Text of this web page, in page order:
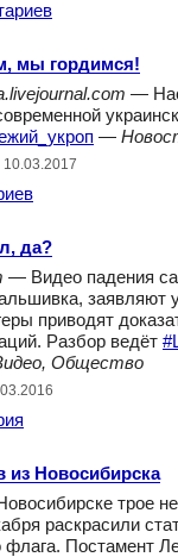
мы гордимся!
—
—
10.03.2017
да?
— Видео падения
заявляют
приводят
Разбор ведёт
Общество
из Новосибирска
трое
раскрасили
флага. Постамент